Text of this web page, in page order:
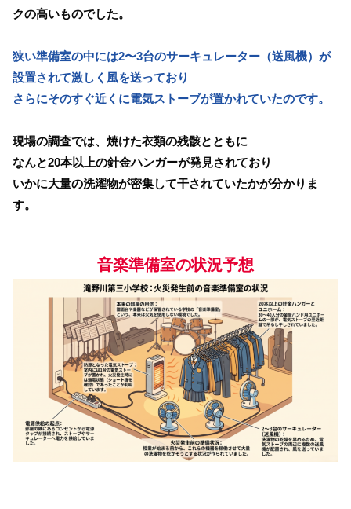
クの高いものでした。
狭い準備室の中には2〜3台のサーキュレーター（送風機）が
設置されて激しく風を送っており
さらにそのすぐ近くに電気ストーブが置かれていたのです。
現場の調査では、焼けた衣類の残骸とともに
なんと20本以上の針金ハンガーが発見されており
いかに大量の洗濯物が密集して干されていたかが分かりま
す。
音楽準備室の状況予想